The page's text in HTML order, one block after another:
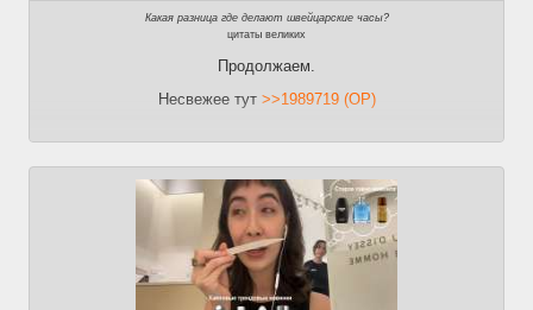
Какая разница где делают швейцарские часы?
цитаты великих
Продолжаем.
Несвежее тут >>1989719 (OP)